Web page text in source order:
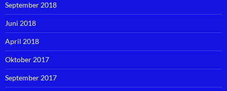
September 2018
Juni 2018
April 2018
Oktober 2017
September 2017